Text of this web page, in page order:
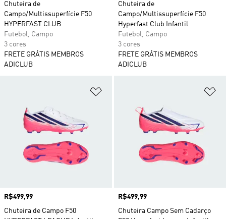
Chuteira de
Campo/Multissuperfície F50
HYPERFAST CLUB
Futebol, Campo
3 cores
FRETE GRÁTIS MEMBROS
ADICLUB
Chuteira de
Campo/Multissuperfície F50
Hyperfast Club Infantil
Futebol, Campo
3 cores
FRETE GRÁTIS MEMBROS
ADICLUB
Preço
R$499,99
Chuteira de Campo F50
Preço
R$499,99
Chuteira Campo Sem Cadarço